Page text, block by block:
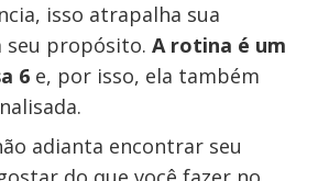
isso atrapalha sua
seu propósito. A rotina é um
6 e, por isso, ela também
adianta encontrar seu